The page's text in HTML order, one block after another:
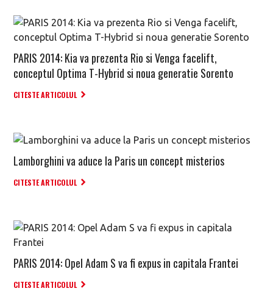
PARIS 2014: Kia va prezenta Rio si Venga facelift,
conceptul Optima T-Hybrid si noua generatie Sorento
CITESTE ARTICOLUL
Lamborghini va aduce la Paris un concept misterios
CITESTE ARTICOLUL
PARIS 2014: Opel Adam S va fi expus in capitala Frantei
CITESTE ARTICOLUL